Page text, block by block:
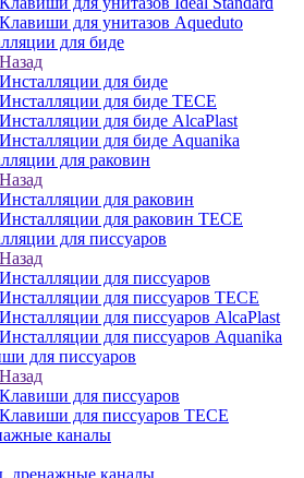
Клавиши для унитазов Aqueduto
для биде
Назад
Инсталляции для биде
Инсталляции для биде TECE
Инсталляции для биде AlcaPlast
Инсталляции для биде Aquanika
для раковин
Назад
Инсталляции для раковин
Инсталляции для раковин TECE
для писсуаров
Назад
Инсталляции для писсуаров
Инсталляции для писсуаров TECE
Инсталляции для писсуаров AlcaPlast
Инсталляции для писсуаров Aquanika
для писсуаров
Назад
Клавиши для писсуаров
Клавиши для писсуаров TECE
каналы
дренажные каналы